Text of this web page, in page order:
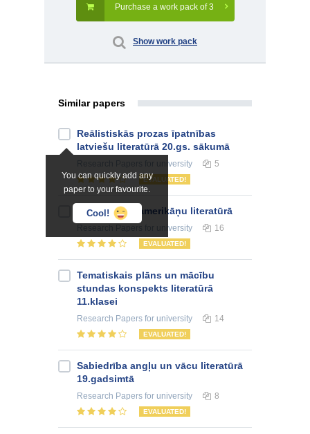
Purchase a work pack of 3
Show work pack
Similar papers
You can quickly add any
paper to your favourite.
Cool!
Reālistiskās prozas īpatnības
latviešu literatūrā 20.gs. sākumā
for university 5
EVALUATED!
Romantisms amerikāņu literatūrā
for university 16
EVALUATED!
Tematiskais plāns un mācību
stundas konspekts literatūrā
11.klasei
Research Papers for university 14
EVALUATED!
Sabiedrība angļu un vācu literatūrā
19.gadsimtā
Research Papers for university 8
EVALUATED!